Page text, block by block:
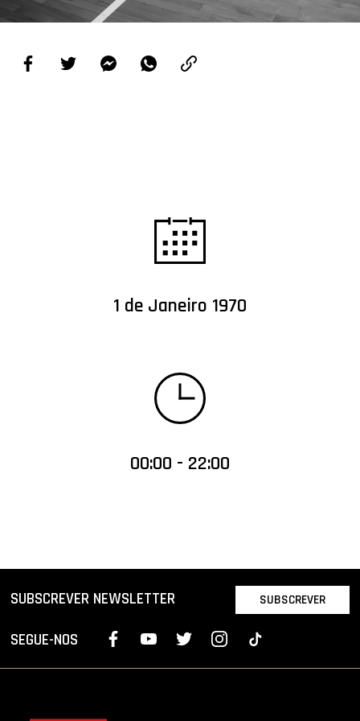
PROJETOS
LIGA BETCLIC MASCULINA
1 de Janeiro 1970
00:00 - 22:00
SUBSCREVER NEWSLETTER SUBSCREVER
SEGUE-NOS